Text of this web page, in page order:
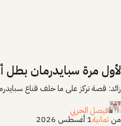
لأول مرة سبايدرمان بطل
زائد: قصة تركز على ما خلف قناع
فيصل الحربي
منثمانية1 أغسطس 2026